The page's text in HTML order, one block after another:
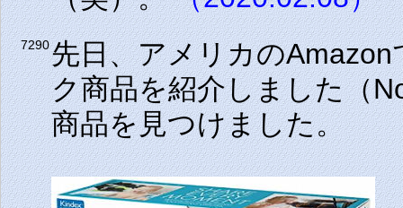
7290先日、アメリカの
ク商品を紹介しました（
商品を見つけました。